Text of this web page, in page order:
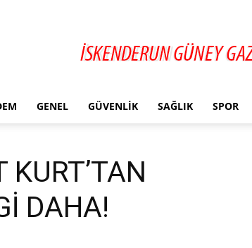
GENEL GÜVENLIK SAĞLIK SPOR
DAHA!